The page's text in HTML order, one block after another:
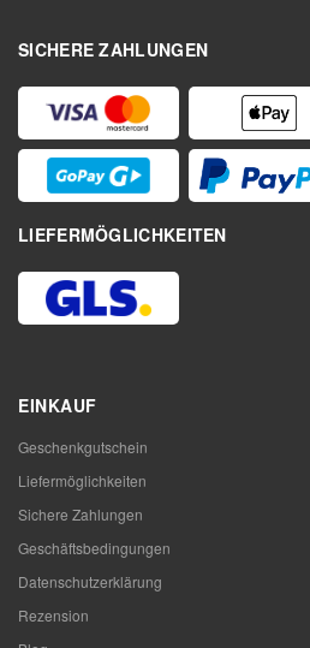
SICHERE ZAHLUNGEN
LIEFERMÖGLICHKEITEN
EINKAUF
Geschenkgutschein
Liefermöglichkeiten
Sichere Zahlungen
Geschäftsbedingungen
Datenschutzerklärung
Rezension